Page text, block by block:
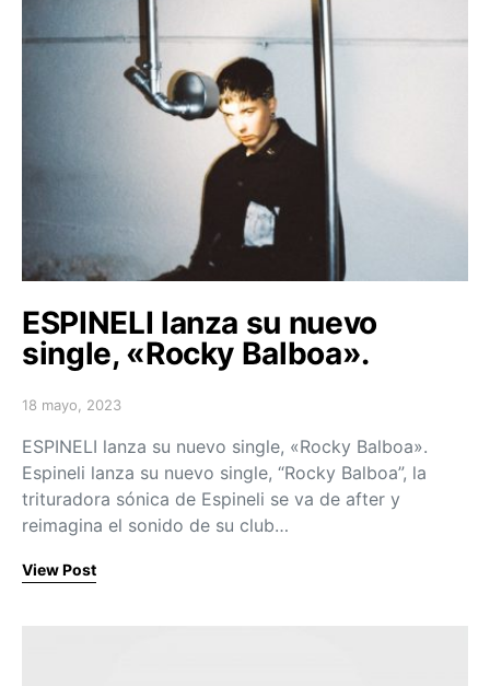
ESPINELI lanza su nuevo
single, «Rocky Balboa».
Posted on
18 mayo, 2023
ESPINELI lanza su nuevo single, «Rocky Balboa».
Espineli lanza su nuevo single, “Rocky Balboa”, la
trituradora sónica de Espineli se va de after y
reimagina el sonido de su club…
View Post